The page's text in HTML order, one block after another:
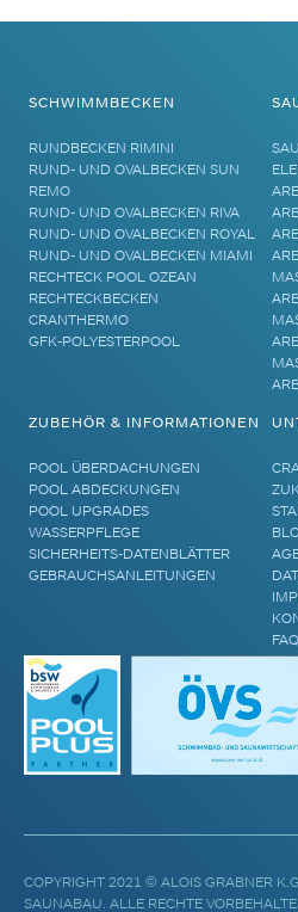
SCHWIMMBECKEN
RUNDBECKEN RIMINI
RUND- UND OVALBECKEN SUN
REMO
RUND- UND OVALBECKEN RIVA
RUND- UND OVALBECKEN ROYAL
RUND- UND OVALBECKEN MIAMI
RECHTECK POOL OZEAN
RECHTECKBECKEN
CRANTHERMO
GFK-POLYESTERPOOL
ZUBEHÖR & INFORMATIONEN
POOL ÜBERDACHUNGEN
POOL ABDECKUNGEN
POOL UPGRADES
WASSERPFLEGE
SICHERHEITS-DATENBLÄTTER
GEBRAUCHSANLEITUNGEN
COPYRIGHT 2021 © ALOIS GRABNER
SAUNABAU. ALLE RECHTE